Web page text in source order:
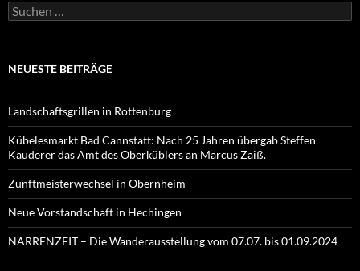
Suchen
nach:
NEUESTE BEITRÄGE
Landschaftsgrillen in Rottenburg
Kübelesmarkt Bad Cannstatt: Nach 25 Jahren übergab Steffen
Kauderer das Amt des Oberküblers an Marcus Zaiß.
Zunftmeisterwechsel in Obernheim
Neue Vorstandschaft in Hechingen
NARRENZEIT – Die Wanderausstellung vom 07.07. bis 01.09.2024